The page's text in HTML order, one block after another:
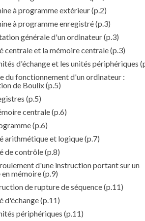
à programme extérieur(p.2)
à programme enregistré(p.3)
générale d'un ordinateur(p.3)
centrale et la mémoire centrale(p.3)
d'échange et les unités périphériques
du fonctionnement d'un ordinateur :
de Boulix(p.5)
(p.5)
centrale(p.6)
(p.6)
arithmétique et logique(p.7)
de contrôle(p.8)
d'une instruction portant sur un
mémoire(p.9)
de rupture de séquence(p.11)
d'échange(p.11)
périphériques (p.11)